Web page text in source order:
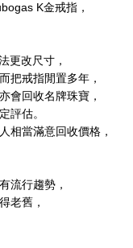
K金戒指，
更改尺寸，
把戒指閒置多年，
會回收名牌珠寶，
評估。
相當滿意回收價格，
流行趨勢，
老舊，